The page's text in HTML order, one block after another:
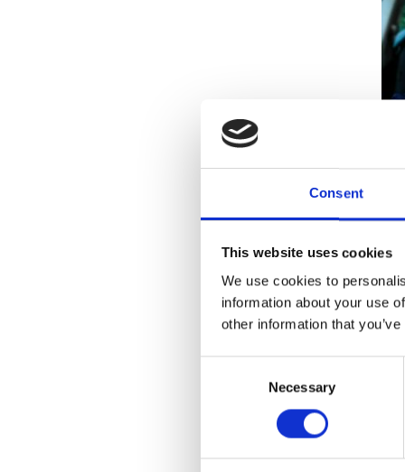
Consent
This website uses cookies
We use cookies to
information about your use
other information that
Necessary